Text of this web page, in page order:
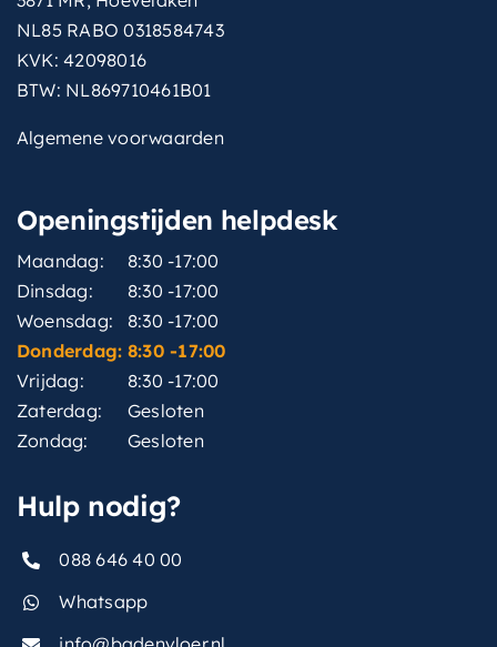
NL85 RABO 0318584743
KVK: 42098016
BTW: NL869710461B01
Algemene voorwaarden
Openingstijden helpdesk
Maandag:
8:30 -17:00
Dinsdag:
8:30 -17:00
Woensdag:
8:30 -17:00
Donderdag: 8:30 -17:00
Vrijdag:
8:30 -17:00
Zaterdag:
Gesloten
Zondag:
Gesloten
Hulp nodig?
088 646 40 00
Whatsapp